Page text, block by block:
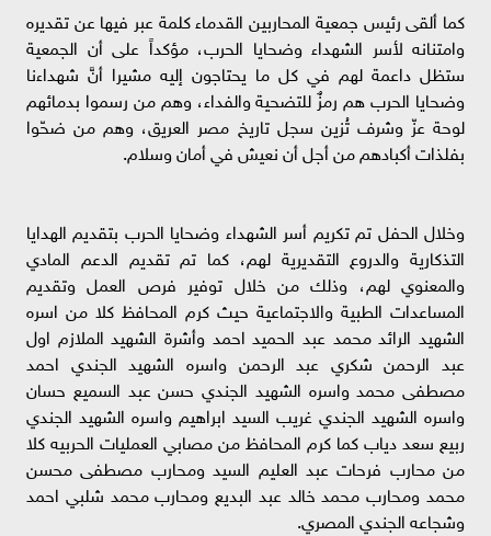
كما ألقى رئيس جمعية المحاربين القدماء كلمة عبر فيها عن تقديره
وامتنانه لأسر الشهداء وضحايا الحرب، مؤكداً على أن الجمعية
ستظل داعمة لهم في كل ما يحتاجون إليه مشيرا أنَّ شهداءنا
وضحايا الحرب هم رمزٌ للتضحية والفداء، وهم من رسموا بدمائهم
لوحة عزّ وشرف تُزين سجل تاريخ مصر العريق، وهم من ضحّوا
بفلذات أكبادهم من أجل أن نعيش في أمان وسلام.
وخلال الحفل تم تكريم أسر الشهداء وضحايا الحرب بتقديم الهدايا
التذكارية والدروع التقديرية لهم، كما تم تقديم الدعم المادي
والمعنوي لهم، وذلك من خلال توفير فرص العمل وتقديم
المساعدات الطبية والاجتماعية حيث كرم المحافظ كلا من اسره
الشهيد الرائد محمد عبد الحميد احمد وأشرة الشهيد الملازم اول
عبد الرحمن شكري عبد الرحمن واسره الشهيد الجندي احمد
مصطفى محمد واسره الشهيد الجندي حسن عبد السميع حسان
واسره الشهيد الجندي غريب السيد ابراهيم واسره الشهيد الجندي
ربيع سعد دياب كما كرم المحافظ من مصابي العمليات الحربيه كلا
من محارب فرحات عبد العليم السيد ومحارب مصطفى محسن
محمد ومحارب محمد خالد عبد البديع ومحارب محمد شلبي احمد
وشجاعه الجندي المصري.